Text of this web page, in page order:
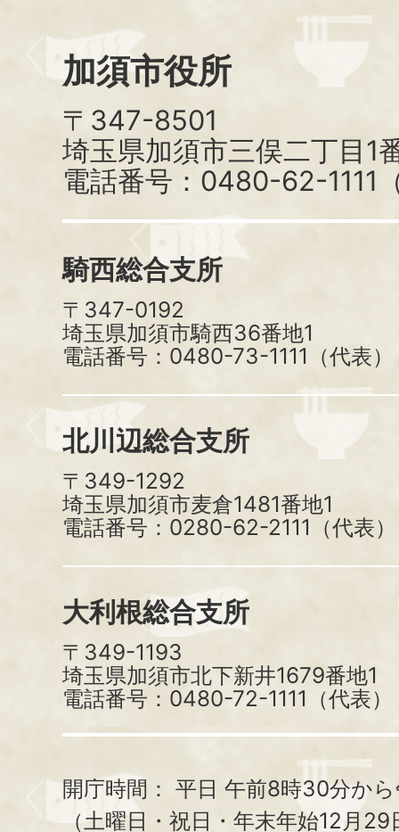
加須市役所
〒347-8501
埼玉県加須市三俣二丁目1
電話番号：0480-62-1111
騎西総合支所
〒347-0192
埼玉県加須市騎西36番地1
電話番号：0480-73-1111（代表）
北川辺総合支所
〒349-1292
埼玉県加須市麦倉1481番地1
電話番号：0280-62-2111（代表）
大利根総合支所
〒349-1193
埼玉県加須市北下新井1679番地1
電話番号：0480-72-1111（代表）
開庁時間： 平日 午前8時30分か
（土曜日・祝日・年末年始12月